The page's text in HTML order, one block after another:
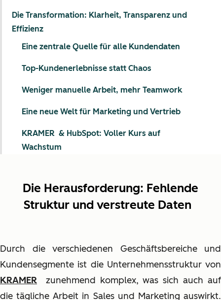
Die Herausforderung: Fehlende
Struktur und verstreute Daten
Durch die verschiedenen Geschäftsbereiche und
Kundensegmente ist die Unternehmensstruktur von
KRAMER zunehmend komplex, was sich auch auf
die tägliche Arbeit in Sales und Marketing auswirkt.
Die Transformation: Klarheit, Transparenz und
Effizienz
Eine zentrale Quelle für alle Kundendaten
Top-Kundenerlebnisse statt Chaos
Weniger manuelle Arbeit, mehr Teamwork
Eine neue Welt für Marketing und Vertrieb
KRAMER & HubSpot: Voller Kurs auf
Wachstum